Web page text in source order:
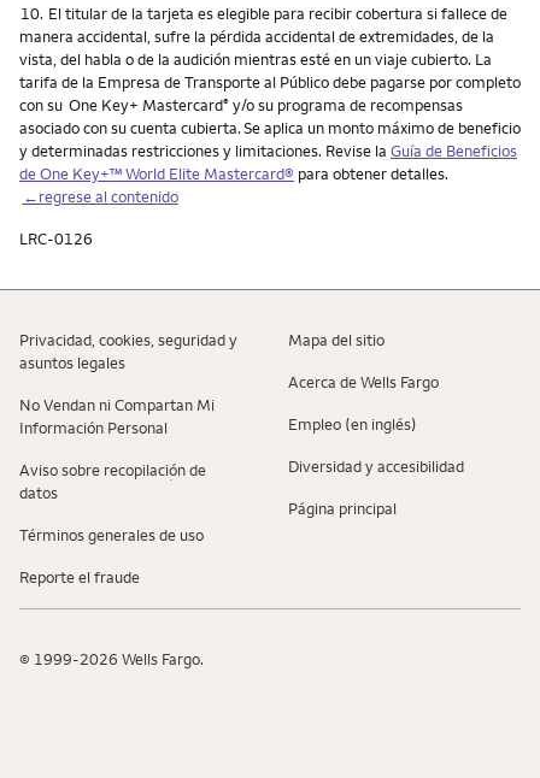
Nota
10. El titular de la tarjeta es elegible para recibir cobertura si fallece de
manera accidental, sufre la pérdida accidental de extremidades, de la
vista, del habla o de la audición mientras esté en un viaje cubierto. La
tarifa de la Empresa de Transporte al Público debe pagarse por completo
con su One Key+ Mastercard® y/o su programa de recompensas
asociado con su cuenta cubierta. Se aplica un monto máximo de beneficio
y determinadas restricciones y limitaciones. Revise la Guía de Beneficios
de One Key+™ World Elite Mastercard® para obtener detalles.
←regrese al contenido
LRC-0126
Privacidad, cookies, seguridad y
asuntos legales
No Vendan ni Compartan Mi
Información Personal
Aviso sobre recopilaciؚón de
datos
Términos generales de uso
Reporte el fraude
Mapa del sitio
Acerca de Wells Fargo
Empleo (en inglés)
Diversidad y accesibilidad
Página principal
© 1999-2026 Wells Fargo.